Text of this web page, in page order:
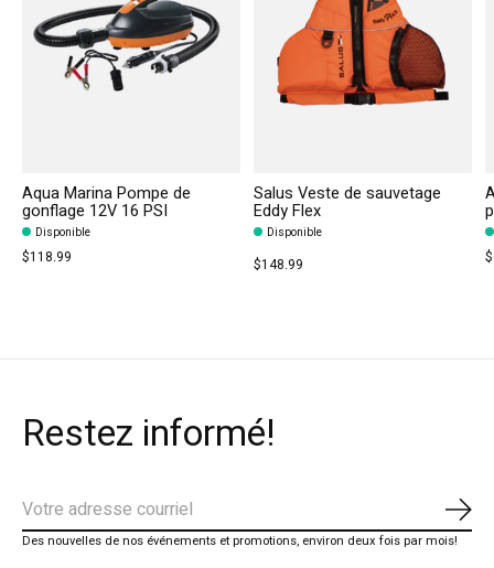
Aqua Marina Pompe de
gonflage 12V 16 PSI
Disponible
$118.99
Salus Veste de sauvetage
Eddy Flex
Disponible
$148.99
Restez informé!
Des nouvelles de nos événements et promotions, environ deux fois par mois!